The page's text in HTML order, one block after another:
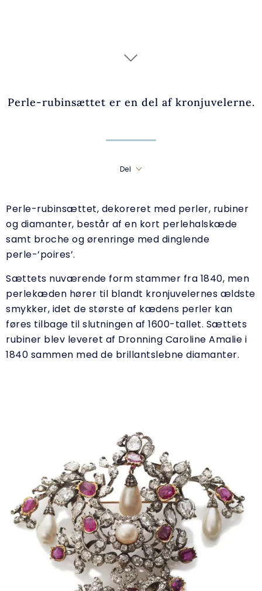
Perle-rubinsættet er en del af kronjuvelerne.
Del
Perle-rubinsættet, dekoreret med perler, rubiner
og diamanter, består af en kort perlehalskæde
samt broche og ørenringe med dinglende
perle-’poires’.
Sættets nuværende form stammer fra 1840, men
perlekæden hører til blandt kronjuvelernes ældste
smykker, idet de største af kædens perler kan
føres tilbage til slutningen af 1600-tallet. Sættets
rubiner blev leveret af Dronning Caroline Amalie i
1840 sammen med de brillantslebne diamanter.